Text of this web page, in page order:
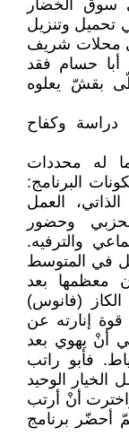
سوق الخضار
تحميل وتنزيل
محلات شريف
حسام فقد
بقشّ يعلوه
دراسة وكفاح
له محددات
البرنامج:
الذاتي، العمل
وحضور
والترفيه.
في المتوسط
معظمها بعد
(فانوس)
إنارته عن
هي أنْ يهوي بعد
فأبو راتب
الخيار الوحيد
واخترت أنْ أرتب
أحضّر برنامج